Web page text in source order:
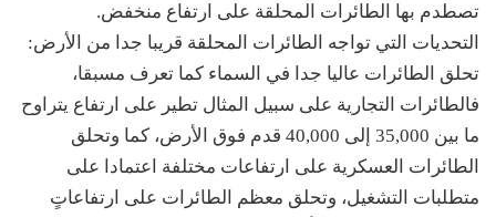
تصطدم بها الطائرات المحلقة على ارتفاع منخفض.
التحديات التي تواجه الطائرات المحلقة قريبا جدا من الأرض:
تحلق الطائرات عاليا جدا في السماء كما تعرف مسبقا،
فالطائرات التجارية على سبيل المثال تطير على ارتفاع يتراوح
ما بين 35,000 إلى 40,000 قدم فوق الأرض، كما وتحلق
الطائرات العسكرية على ارتفاعات مختلفة اعتمادا على
متطلبات التشغيل، وتحلق معظم الطائرات على ارتفاعاتٍ